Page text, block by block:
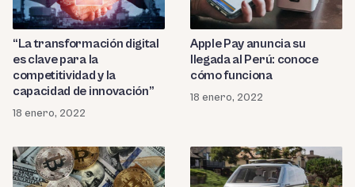
“La transformación digital
es clave para la
competitividad y la
capacidad de innovación”
18 enero, 2022
Apple Pay anuncia su
llegada al Perú: conoce
cómo funciona
18 enero, 2022